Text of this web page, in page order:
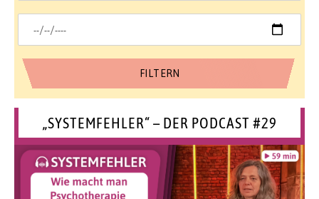
„SYSTEMFEHLER“ – DER PODCAST #29